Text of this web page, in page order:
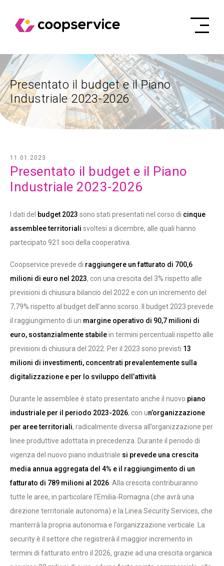
Presentato il budget e il Piano
Industriale 2023-2026
Presentato il budget e il Piano
Industriale 2023-2026
11.01.2023
I dati del budget 2023 sono stati presentati nel corso di cinque
assemblee territoriali svoltesi a dicembre, alle quali hanno
partecipato 921 soci della cooperativa.
Coopservice prevede di raggiungere un fatturato di 700,6
milioni di euro nel 2023, con una crescita del 3% rispetto alle
previsioni di chiusura bilancio del 2022 e con un incremento del
7,79% rispetto al budget dell’anno scorso. Il budget 2023 prevede
il raggiungimento di un margine operativo di 90,7 milioni di
euro, sostanzialmente stabilein termini percentuali rispetto alle
previsioni di chiusura del 2022. Per il 2023 sono previsti 13
milioni di investimenti, concentrati prevalentemente sulla
digitalizzazione e per lo sviluppo dell’attività
Durante le assemblee è stato presentato anche il nuovo piano
industriale per il periodo 2023-2026, con un’organizzazione
per aree territoriali, radicalmente diversa all’organizzazione per
linee produttive adottata in precedenza. Durante il periodo di
vigenza del nuovo piano industriale si prevede una crescita
media annua aggregata del 4% e il raggiungimento di un
fatturato di 789 milioni al 2026 . Alla crescita contribuiranno
tutte le aree, in particolare l’Emilia-Romagna (che avrà una
direzione territoriale autonoma) e la Linea Security Services, che
manterrà la propria autonomia e l’organizzazione verticale. La
security è il settore che registrerà il maggior incremento in
termini di fatturato entro il 2026, grazie ad una crescita organica